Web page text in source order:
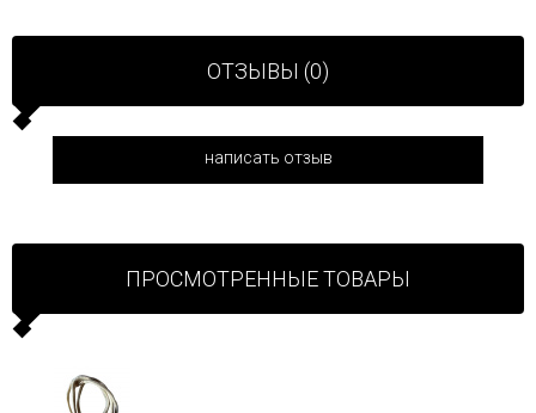
ОТЗЫВЫ (0)
написать отзыв
ПРОСМОТРЕННЫЕ ТОВАРЫ